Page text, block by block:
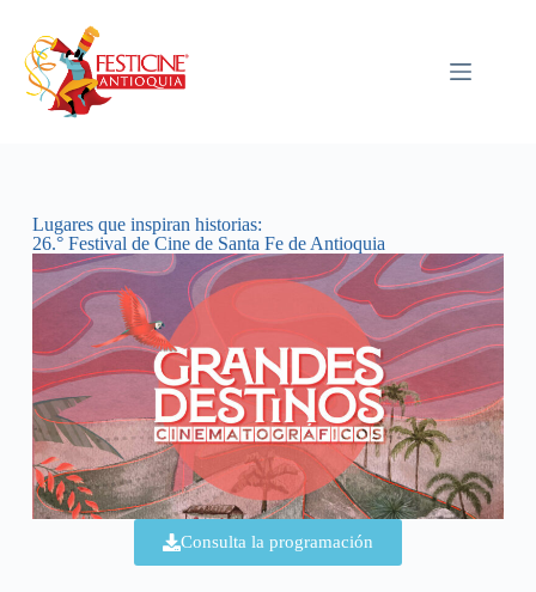
Lugares que inspiran historias:
26.° Festival de Cine de Santa Fe de Antioquia
Consulta la programación